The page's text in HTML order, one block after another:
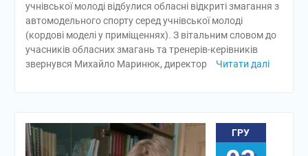
учнівської молоді відбулися обласні відкриті змагання з
автомодельного спорту серед учнівської молоді
(кордові моделі у приміщеннях). З вітальним словом до
учасників обласних змагань та тренерів-керівників
звернувся Михайло Маринюк, директор
Читати далі
ГРУ